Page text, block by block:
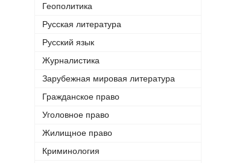
Геополитика
Русская литература
Русский язык
Журналистика
Зарубежная мировая литература
Гражданское право
Уголовное право
Жилищное право
Криминология